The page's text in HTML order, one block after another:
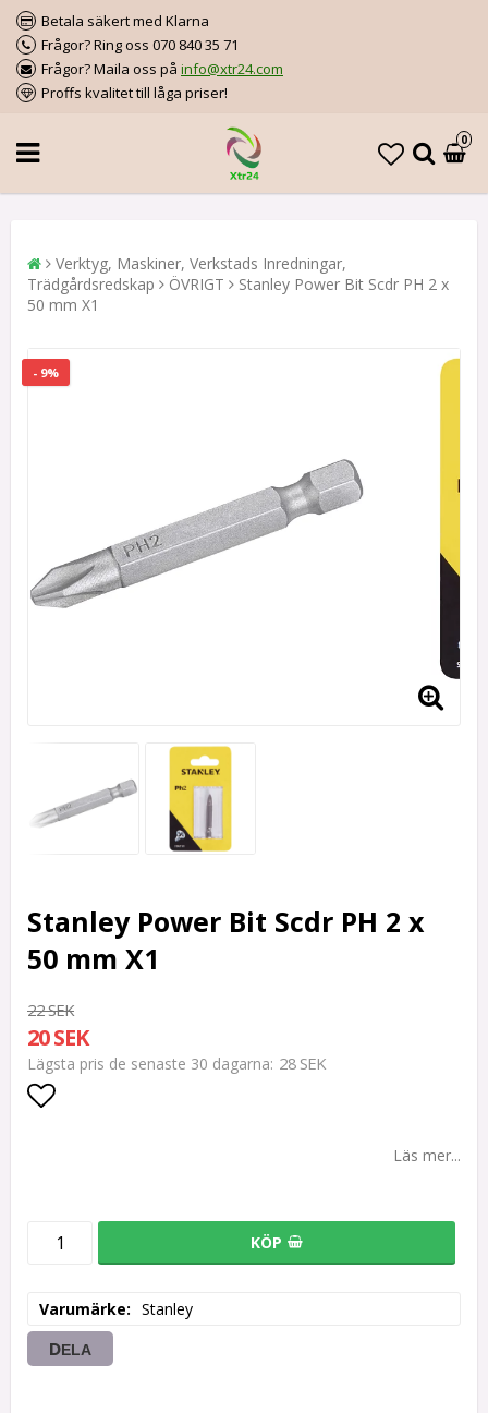
Betala säkert med Klarna
Frågor? Ring oss 070 840 35 71
Frågor? Maila oss på info@xtr24.com
Proffs kvalitet till låga priser!
0
Verktyg, Maskiner, Verkstads Inredningar,
Trädgårdsredskap
ÖVRIGT
Stanley Power Bit Scdr PH 2 x
50 mm X1
- 9%
Stanley Power Bit Scdr PH 2 x
50 mm X1
22 SEK
20 SEK
Lägsta pris de senaste 30 dagarna 28 SEK
Läs mer...
KÖP
Varumärke Stanley
DELA